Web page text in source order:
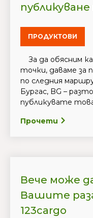
ПРОДУКТОВИ
За да обясним
точки, даваме за
по следния
Бургас, BG –
публикувате
Прочети
Вече може
Вашите
123cargo